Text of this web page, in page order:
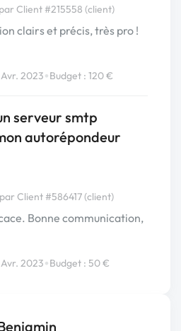
Client #215558 (client)
clairs et précis, très pro !
2023•Budget : 120 €
serveur smtp
autorépondeur
Client #586417 (client)
Bonne communication,
2023•Budget : 50 €